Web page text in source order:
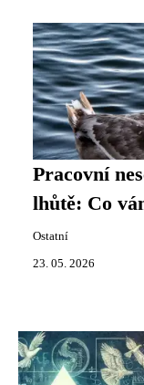
Pracovní
lhůtě: Co
Ostatní
23. 05. 2026